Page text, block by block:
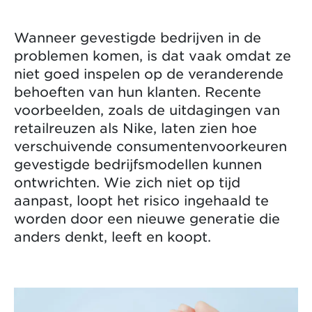
Wanneer gevestigde bedrijven in de
problemen komen, is dat vaak omdat ze
niet goed inspelen op de veranderende
behoeften van hun klanten. Recente
voorbeelden, zoals de uitdagingen van
retailreuzen als Nike, laten zien hoe
verschuivende consumentenvoorkeuren
gevestigde bedrijfsmodellen kunnen
ontwrichten. Wie zich niet op tijd
aanpast, loopt het risico ingehaald te
worden door een nieuwe generatie die
anders denkt, leeft en koopt.